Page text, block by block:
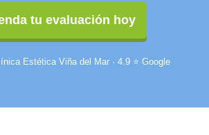
tu evaluación hoy
Estética Viña del Mar · 4.9 ⭐ Google